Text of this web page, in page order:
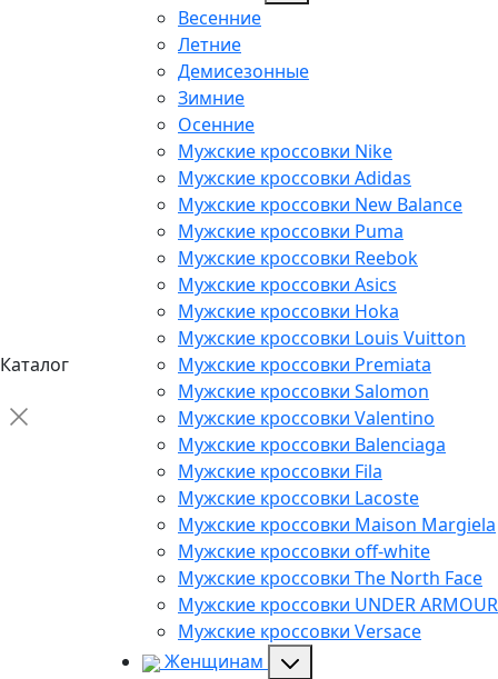
Каталог
Весенние
Летние
Демисезонные
Зимние
Осенние
Мужские кроссовки Nike
Мужские кроссовки Adidas
Мужские кроссовки New Balance
Мужские кроссовки Puma
Мужские кроссовки Reebok
Мужские кроссовки Asics
Мужские кроссовки Hoka
Мужские кроссовки Louis Vuitton
Мужские кроссовки Premiata
Мужские кроссовки Salomon
Мужские кроссовки Valentino
Мужские кроссовки Balenciaga
Мужские кроссовки Fila
Мужские кроссовки Lacoste
Мужские кроссовки Maison Margiela
Мужские кроссовки off-white
Мужские кроссовки The North Face
Мужские кроссовки UNDER ARMOUR
Мужские кроссовки Versace
Женщинам